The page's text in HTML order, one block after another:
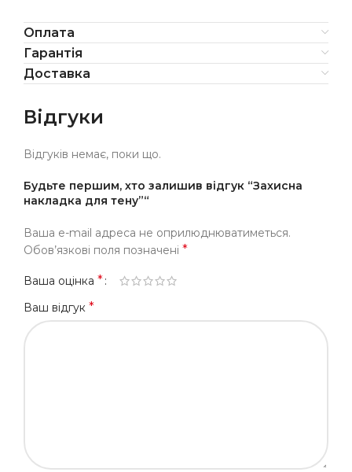
Оплата
Гарантія
Доставка
Відгуки
Відгуків немає, поки що.
Будьте першим, хто залишив відгук “Захисна
накладка для тену”“
Ваша e-mail адреса не оприлюднюватиметься.
Обов’язкові поля позначені *
Ваша оцінка *
Ваш відгук *